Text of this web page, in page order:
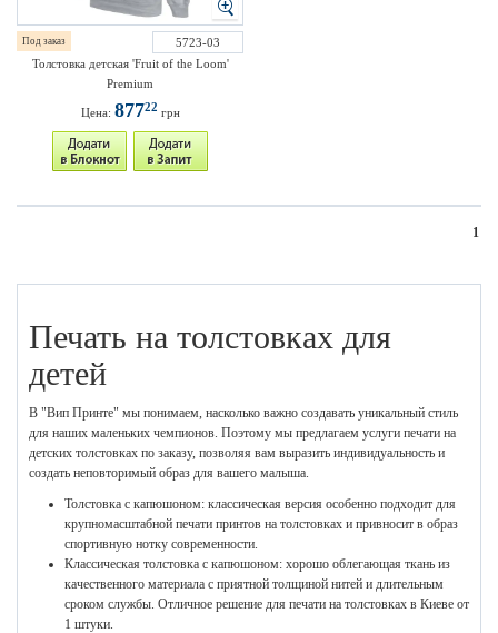
Под заказ
5723-03
Толстовка детская 'Fruit of the Loom'
Premium
Цена: 87722 грн
1
Печать на толстовках для
детей
В "Вип Принте" мы понимаем, насколько важно создавать уникальный стиль
для наших маленьких чемпионов. Поэтому мы предлагаем услуги печати на
детских толстовках по заказу, позволяя вам выразить индивидуальность и
создать неповторимый образ для вашего малыша.
Толстовка с капюшоном: классическая версия особенно подходит для
крупномасштабной печати принтов на толстовках и привносит в образ
спортивную нотку современности.
Классическая толстовка с капюшоном: хорошо облегающая ткань из
качественного материала с приятной толщиной нитей и длительным
сроком службы. Отличное решение для печати на толстовках в Киеве от
1 штуки.